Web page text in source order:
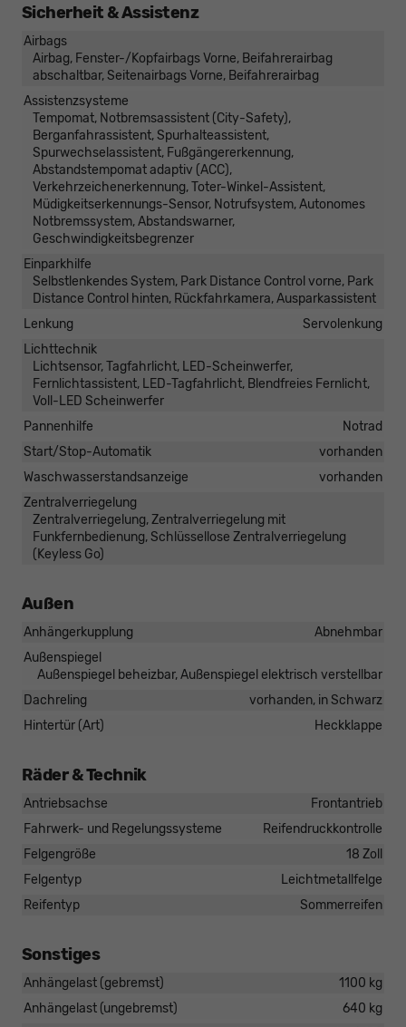
Sicherheit & Assistenz
Airbags
Airbag, Fenster-/Kopfairbags Vorne, Beifahrerairbag
abschaltbar, Seitenairbags Vorne, Beifahrerairbag
Assistenzsysteme
Tempomat, Notbremsassistent (City-Safety),
Berganfahrassistent, Spurhalteassistent,
Spurwechselassistent, Fußgängererkennung,
Abstandstempomat adaptiv (ACC),
Verkehrzeichenerkennung, Toter-Winkel-Assistent,
Müdigkeitserkennungs-Sensor, Notrufsystem, Autonomes
Notbremssystem, Abstandswarner,
Geschwindigkeitsbegrenzer
Einparkhilfe
Selbstlenkendes System, Park Distance Control vorne, Park
Distance Control hinten, Rückfahrkamera, Ausparkassistent
Lenkung
Servolenkung
Lichttechnik
Lichtsensor, Tagfahrlicht, LED-Scheinwerfer,
Fernlichtassistent, LED-Tagfahrlicht, Blendfreies Fernlicht,
Voll-LED Scheinwerfer
Pannenhilfe
Notrad
Start/Stop-Automatik
vorhanden
Waschwasserstandsanzeige
vorhanden
Zentralverriegelung
Zentralverriegelung, Zentralverriegelung mit
Funkfernbedienung, Schlüssellose Zentralverriegelung
(Keyless Go)
Außen
Anhängerkupplung
Abnehmbar
Außenspiegel
Außenspiegel beheizbar, Außenspiegel elektrisch verstellbar
Dachreling
vorhanden, in Schwarz
Hintertür (Art)
Heckklappe
Räder & Technik
Antriebsachse
Frontantrieb
Fahrwerk- und Regelungssysteme
Reifendruckkontrolle
Felgengröße
18 Zoll
Felgentyp
Leichtmetallfelge
Reifentyp
Sommerreifen
Sonstiges
Anhängelast (gebremst)
1100 kg
Anhängelast (ungebremst)
640 kg